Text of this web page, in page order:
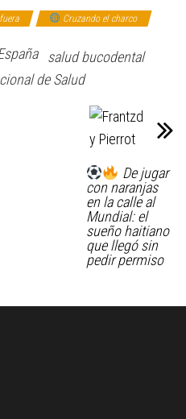
Cruzando el charco
salud bucodental
de Salud
De jugar
con naranjas
en la calle al
Mundial: el
sueño haitiano
que llegó sin
pedir permiso